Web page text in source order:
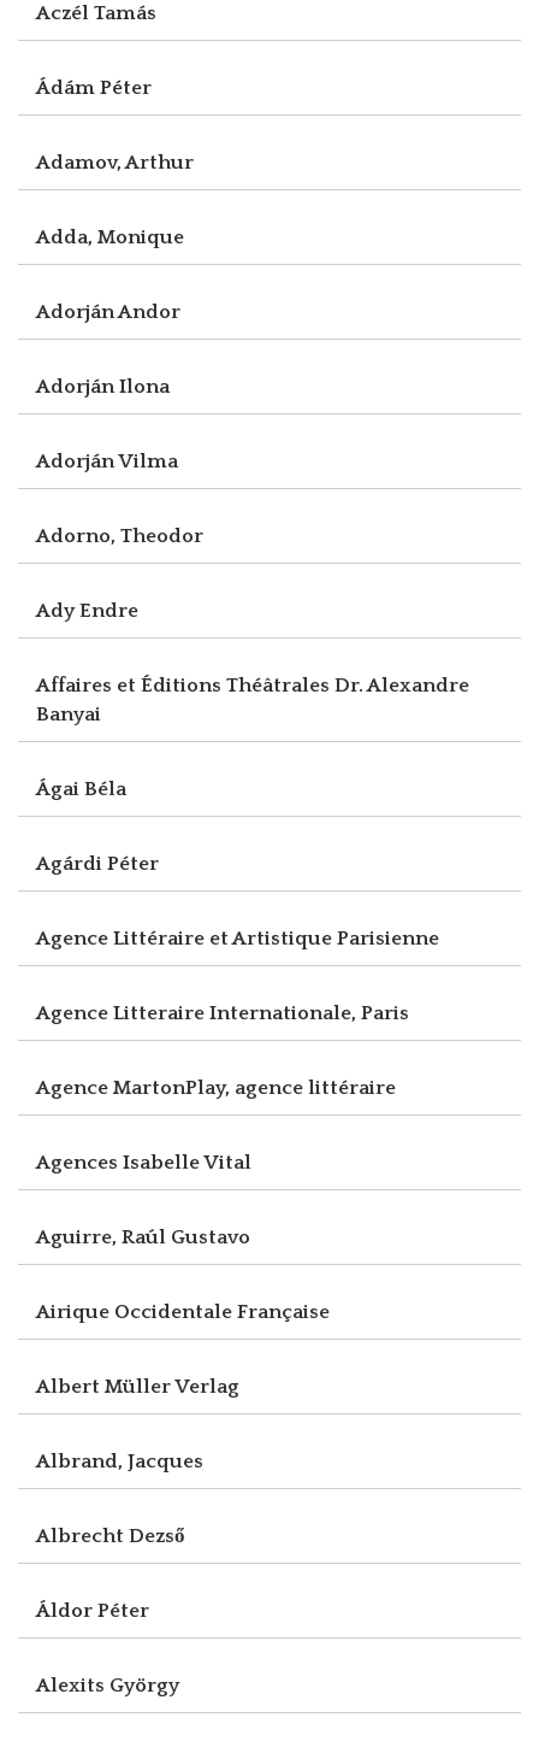
Aczél Tamás
Ádám Péter
Adamov, Arthur
Adda, Monique
Adorján Andor
Adorján Ilona
Adorján Vilma
Adorno, Theodor
Ady Endre
Affaires et Éditions Théâtrales Dr. Alexandre
Banyai
Ágai Béla
Agárdi Péter
Agence Littéraire et Artistique Parisienne
Agence Litteraire Internationale, Paris
Agence MartonPlay, agence littéraire
Agences Isabelle Vital
Aguirre, Raúl Gustavo
Airique Occidentale Française
Albert Müller Verlag
Albrand, Jacques
Albrecht Dezső
Áldor Péter
Alexits György